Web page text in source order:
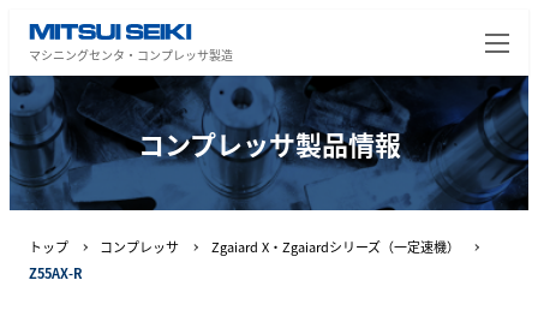
マシニングセンタ・コンプレッサ製造
コンプレッサ製品情報
トップ コンプレッサ
Zgaiard X・Zgaiardシリーズ（一定速機）
Z55AX-R